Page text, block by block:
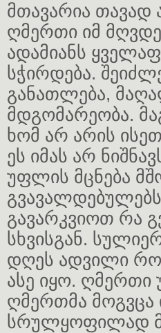
მთავარია თავად
ღმერთი იმ
ადამიანს
სჭირდება.
განათლება,
მდგომარეობა.
ხომ არ არის
ეს იმას არ
უფლის მცნება
გავარკვიოთ რა
სხვისგან.
დღეს ადვილი
ასე იყო.
ღმერთმა მოგვცა
სრულყოფილად